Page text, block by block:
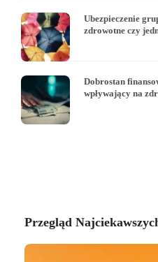
Ubezpieczenie
zdrowotne czy
Dobrostan
wpływający na
Przegląd